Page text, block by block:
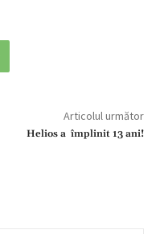
Articolul următor
Helios a împlinit 13 ani!